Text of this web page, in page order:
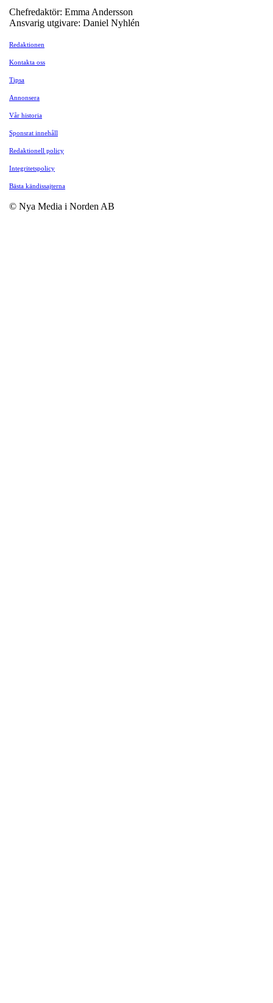
Chefredaktör: Emma Andersson
Ansvarig utgivare: Daniel Nyhlén
Redaktionen
Kontakta oss
Tipsa
Annonsera
Vår historia
Sponsrat innehåll
Redaktionell policy
Integritetspolicy
Bästa kändissajterna
© Nya Media i Norden AB